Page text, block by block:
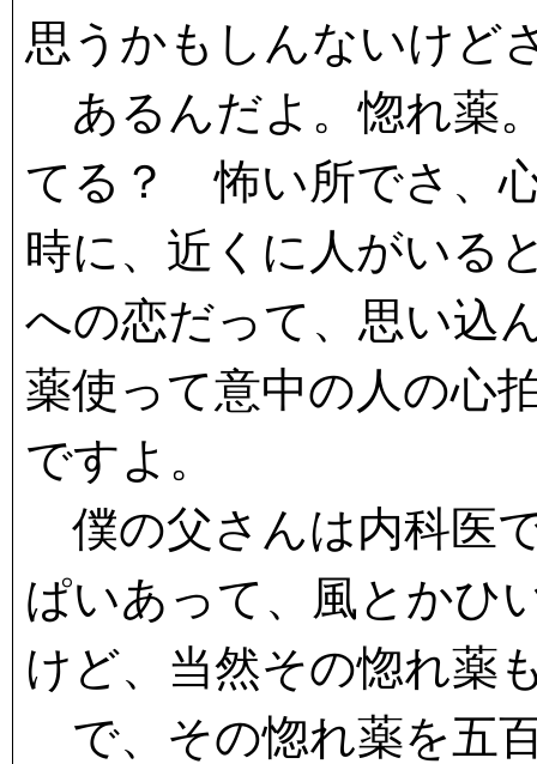
思うかもしんないけど
あるんだよ。惚れ薬
てる？ 怖い所でさ、
時に、近くに人がいる
への恋だって、思い込
薬使って意中の人の心
ですよ。
僕の父さんは内科医
ぱいあって、風とかひ
けど、当然その惚れ薬
で、その惚れ薬を五